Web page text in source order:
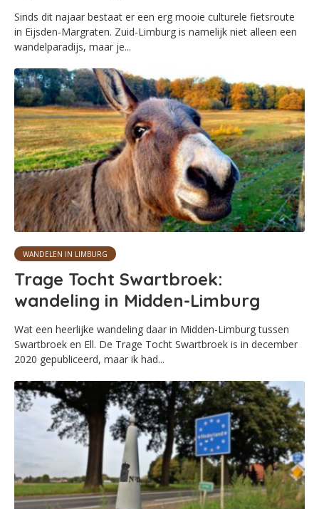
Sinds dit najaar bestaat er een erg mooie culturele fietsroute
in Eijsden-Margraten. Zuid-Limburg is namelijk niet alleen een
wandelparadijs, maar je...
WANDELEN IN LIMBURG
Trage Tocht Swartbroek:
wandeling in Midden-Limburg
Wat een heerlijke wandeling daar in Midden-Limburg tussen
Swartbroek en Ell. De Trage Tocht Swartbroek is in december
2020 gepubliceerd, maar ik had...